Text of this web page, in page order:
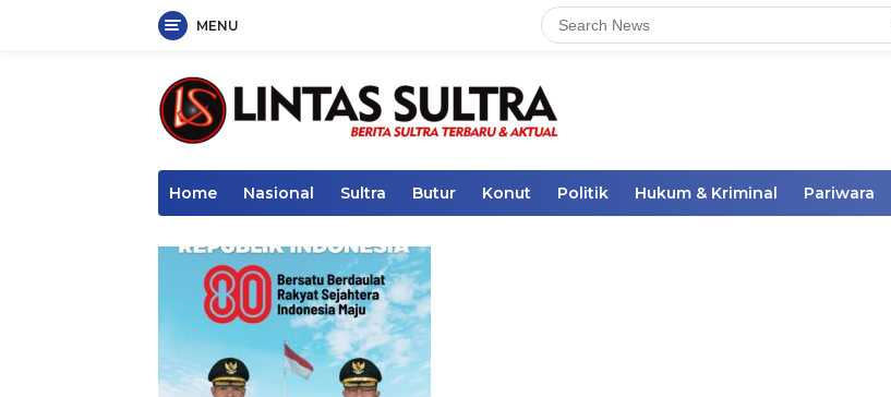
MENU
Home Nasional Sultra Butur Konut Politik Hukum & Kriminal Pariwara